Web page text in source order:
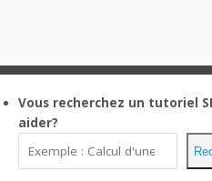
Vous recherchez un tutoriel
aider?